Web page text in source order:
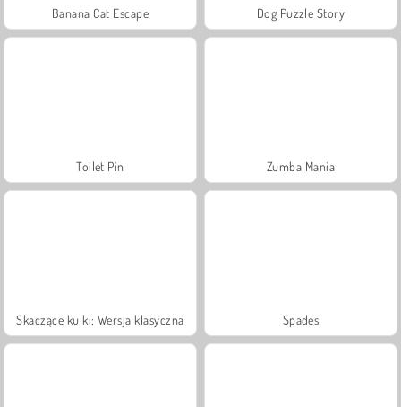
Banana Cat Escape Dog Puzzle Story
Toilet Pin Zumba Mania
Skaczące kulki: Wersja klasyczna Spades